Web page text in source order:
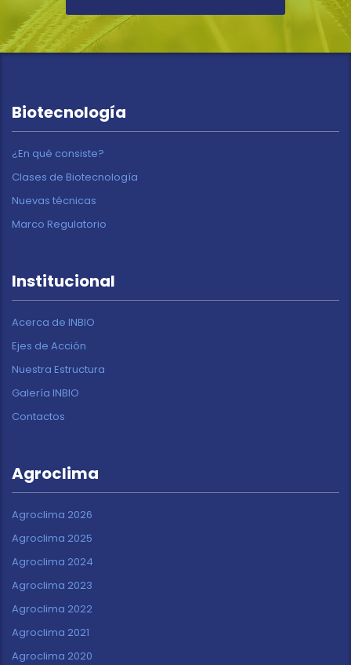
Biotecnología
¿En qué consiste?
Clases de Biotecnología
Nuevas técnicas
Marco Regulatorio
Institucional
Acerca de INBIO
Ejes de Acción
Nuestra Estructura
Galería INBIO
Contactos
Agroclima
Agroclima 2026
Agroclima 2025
Agroclima 2024
Agroclima 2023
Agroclima 2022
Agroclima 2021
Agroclima 2020